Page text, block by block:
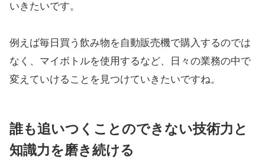
いきたいです。
例えば毎日買う飲み物を自動販売機で購入するのでは
なく、マイボトルを使用するなど、日々の業務の中で
変えていけることを見つけていきたいですね。
誰も追いつくことのできない技術力と
知識力を磨き続ける